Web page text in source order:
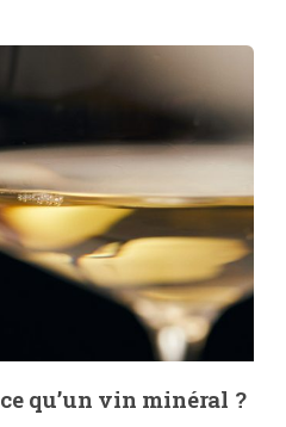
qu’un vin minéral ?